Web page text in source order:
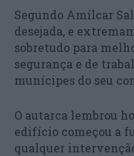
Segundo Amílcar
desejada, e
sobretudo para
segurança e de
munícipes do seu
O autarca lembrou
edifício começou a
qualquer